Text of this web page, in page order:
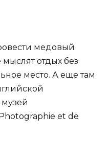
медовый
отдых без
место. А еще там
et de